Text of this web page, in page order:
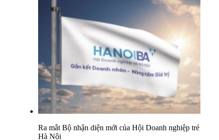
Ra mắt Bộ nhận diện mới của Hội Doanh nghiệp trẻ
Hà Nội